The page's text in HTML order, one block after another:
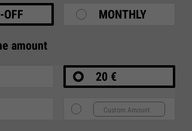
OFF MONTHLY
amount
20 €